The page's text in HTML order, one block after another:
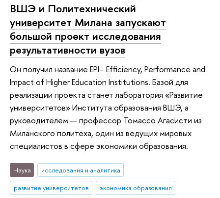
ВШЭ и Политехнический
университет Милана запускают
большой проект исследования
результативности вузов
Он получил название EPI– Efficiency, Performance and
Impact of Higher Education Institutions. Базой для
реализации проекта станет лаборатория «Развитие
университетов» Института образования ВШЭ, а
руководителем — профессор Томассо Агасисти из
Миланского политеха, один из ведущих мировых
специалистов в сфере экономики образования.
Наука
исследования и аналитика
развитие университетов
экономика образования